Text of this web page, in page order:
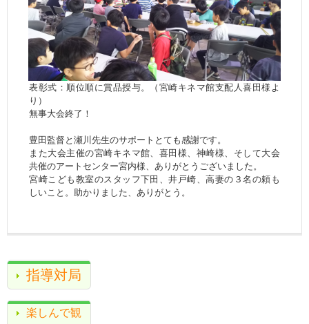
表彰式：順位順に賞品授与。（宮崎キネマ館支配人喜田様よ
り）
無事大会終了！
豊田監督と瀬川先生のサポートとても感謝です。
また大会主催の宮崎キネマ館、喜田様、神崎様、そして大会
共催のアートセンター宮内様、ありがとうございました。
宮崎こども教室のスタッフ下田、井戸崎、高妻の３名の頼も
しいこと。助かりました、ありがとう。
指導対局
楽しんで観